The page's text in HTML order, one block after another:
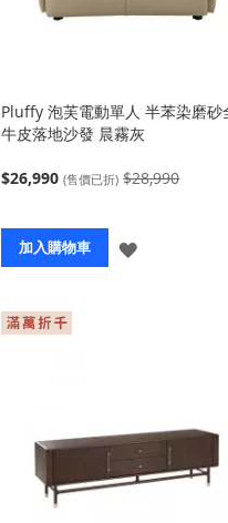
Pluffy 泡芙電動單人 半苯染磨砂
牛皮落地沙發 晨霧灰
$26,990 (售價已折) $28,990
加入購物車
登